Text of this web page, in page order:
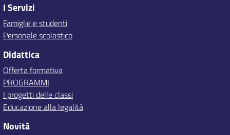
I Servizi
Famiglie e studenti
Personale scolastico
Didattica
Offerta formativa
PROGRAMMI
I progetti delle classi
Educazione alla legalità
Novità